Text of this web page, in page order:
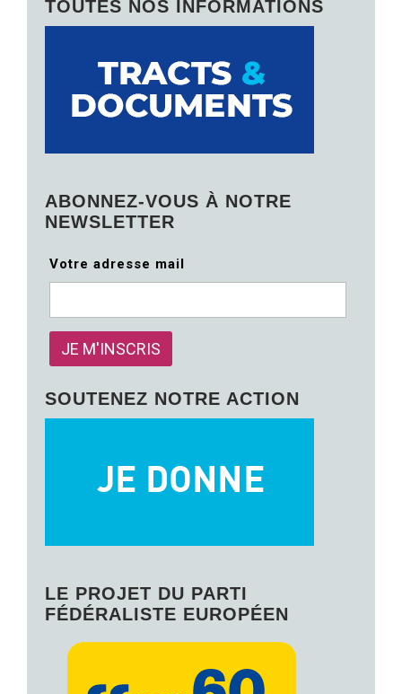
TOUTES NOS INFORMATIONS
ABONNEZ-VOUS À NOTRE
NEWSLETTER
Votre adresse mail
SOUTENEZ NOTRE ACTION
LE PROJET DU PARTI
FÉDÉRALISTE EUROPÉEN